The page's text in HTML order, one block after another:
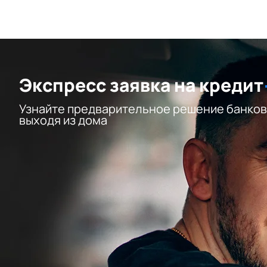
Экспресс заявка на кредит
Узнайте предварительное решение
выходя из дома